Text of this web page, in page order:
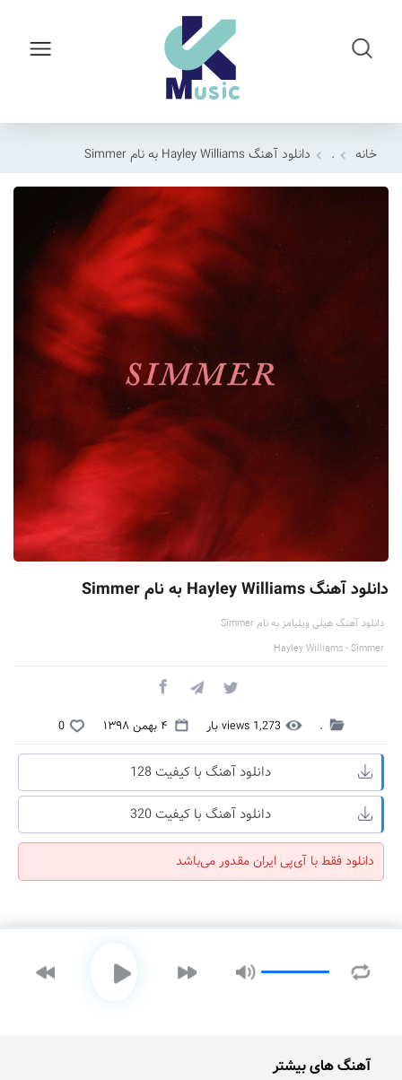
خانه . دانلود آهنگ Hayley Williams به نام Simmer
دانلود آهنگ Hayley Williams به نام Simmer
دانلود آهنگ هیلی ویلیامز به نام Simmer
Hayley Williams - Simmer
. 1,273 views بار ۴ بهمن ۱۳۹۸ 0
دانلود آهنگ با کیفیت 128
دانلود آهنگ با کیفیت 320
دانلود فقط با آی‌پی ایران مقدور می‌باشد
آهنگ های بیشتر